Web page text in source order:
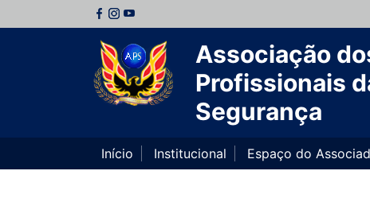
Associação
Profissionais
Segurança
Início Institucional Espaço do